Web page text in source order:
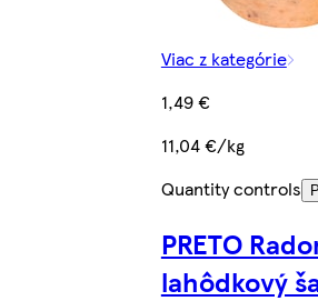
Viac z kategórie
1,49 €
11,04 €/kg
Quantity controls
PRETO
lahôdkový